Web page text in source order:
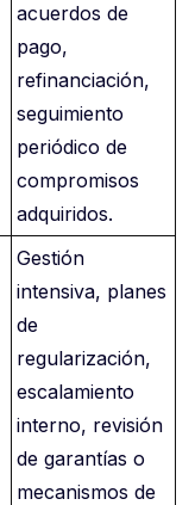
acuerdos de
pago,
refinanciación,
seguimiento
periódico de
compromisos
adquiridos.
Gestión
intensiva, planes
de
regularización,
escalamiento
interno, revisión
de garantías o
mecanismos de